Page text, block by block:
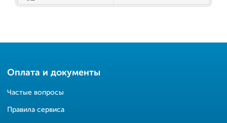
Оплата и документы
Частые вопросы
Правила сервиса